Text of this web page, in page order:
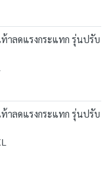
าลดแรงกระแทก รุ่นปรับ
าลดแรงกระแทก รุ่นปรับ